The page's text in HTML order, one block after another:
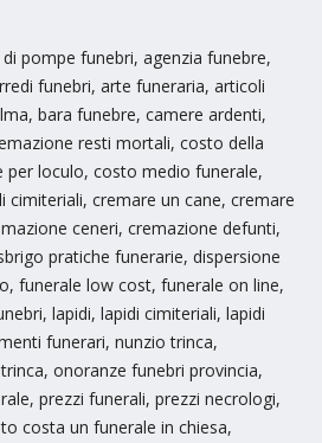
pompe funebri, agenzia funebre,
funebri, arte funeraria, articoli
bara funebre, camere ardenti,
resti mortali, costo della
loculo, costo medio funerale,
cremare un cane, cremare
ceneri, cremazione defunti,
pratiche funerarie, dispersione
funerale low cost, funerale on line,
lapidi, lapidi cimiteriali, lapidi
funerari, nunzio trinca,
onoranze funebri provincia,
prezzi funerali, prezzi necrologi,
costa un funerale in chiesa,